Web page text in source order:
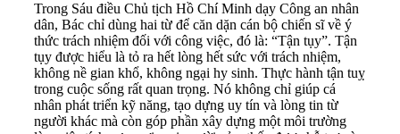
Trong Sáu điều Chủ tịch Hồ Chí Minh dạy Công an nhân
dân, Bác chỉ dùng hai từ để căn dặn cán bộ chiến sĩ về ý
thức trách nhiệm đối với công việc, đó là: “Tận tụy”. Tận
tụy được hiểu là tỏ ra hết lòng hết sức với trách nhiệm,
không nề gian khổ, không ngại hy sinh. Thực hành tận tuỵ
trong cuộc sống rất quan trọng. Nó không chỉ giúp cá
nhân phát triển kỹ năng, tạo dựng uy tín và lòng tin từ
người khác mà còn góp phần xây dựng một môi trường